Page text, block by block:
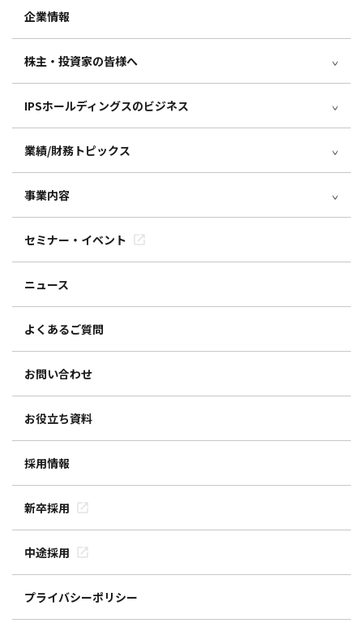
企業情報
株主・投資家の皆様へ
IPSホールディングスのビジネス
業績/財務トピックス
事業内容
セミナー・イベント
ニュース
よくあるご質問
お問い合わせ
お役立ち資料
採用情報
新卒採用
中途採用
プライバシーポリシー